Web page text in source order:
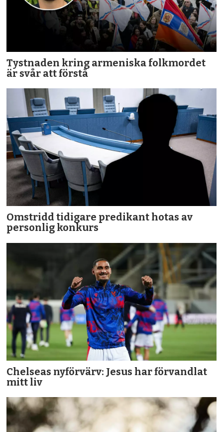
Tystnaden kring armeniska folkmordet
är svår att förstå
Omstridd tidigare predikant hotas av
personlig konkurs
Chelseas nyförvärv: Jesus har förvandlat
mitt liv